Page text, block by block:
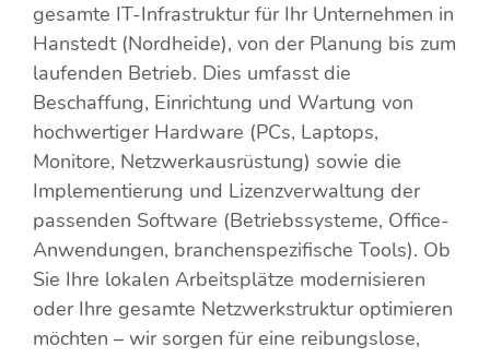
gesamte IT-Infrastruktur für Ihr Unternehmen in
Hanstedt (Nordheide), von der Planung bis zum
laufenden Betrieb. Dies umfasst die
Beschaffung, Einrichtung und Wartung von
hochwertiger Hardware (PCs, Laptops,
Monitore, Netzwerkausrüstung) sowie die
Implementierung und Lizenzverwaltung der
passenden Software (Betriebssysteme, Office-
Anwendungen, branchenspezifische Tools). Ob
Sie Ihre lokalen Arbeitsplätze modernisieren
oder Ihre gesamte Netzwerkstruktur optimieren
möchten – wir sorgen für eine reibungslose,